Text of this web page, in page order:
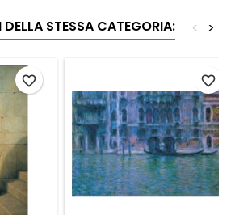
STESSA CATEGORIA: >
<
favorite_border favorite_border